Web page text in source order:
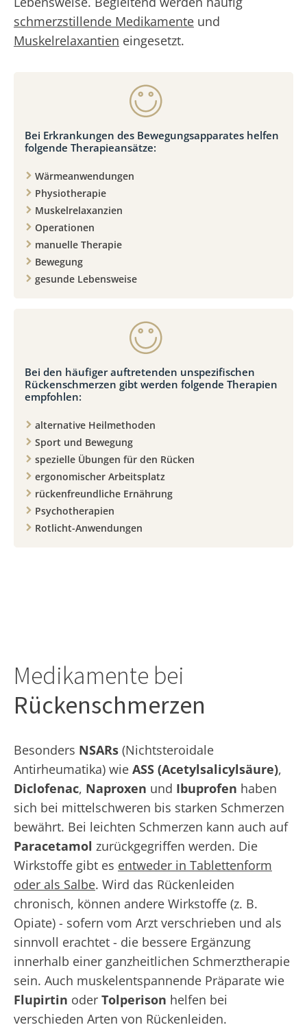
schmerzstillende Medikamente und
Muskelrelaxantien eingesetzt.
Bei Erkrankungen des Bewegungsapparates helfen
folgende Therapieansätze:
Wärmeanwendungen
Physiotherapie
Muskelrelaxanzien
Operationen
manuelle Therapie
Bewegung
gesunde Lebensweise
Bei den häufiger auftretenden unspezifischen
Rückenschmerzen gibt werden folgende Therapien
empfohlen:
alternative Heilmethoden
Sport und Bewegung
spezielle Übungen für den Rücken
ergonomischer Arbeitsplatz
rückenfreundliche Ernährung
Psychotherapien
Rotlicht-Anwendungen
Medikamente bei
Rückenschmerzen
Besonders NSARs (Nichtsteroidale
Antirheumatika) wie ASS (Acetylsalicylsäure),
Diclofenac, Naproxen und Ibuprofen haben
sich bei mittelschweren bis starken Schmerzen
bewährt. Bei leichten Schmerzen kann auch auf
Paracetamol zurückgegriffen werden. Die
Wirkstoffe gibt es entweder in Tablettenform
oder als Salbe. Wird das Rückenleiden
chronisch, können andere Wirkstoffe (z. B.
Opiate) - sofern vom Arzt verschrieben und als
sinnvoll erachtet - die bessere Ergänzung
innerhalb einer ganzheitlichen Schmerztherapie
sein. Auch muskelentspannende Präparate wie
Flupirtin oder Tolperison helfen bei
verschieden Arten von Rückenleiden.